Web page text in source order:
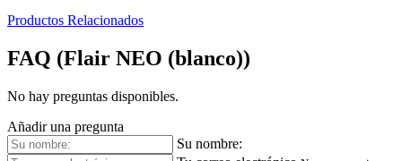
Productos Relacionados
FAQ (Flair NEO (blanco))
No hay preguntas disponibles.
Añadir una pregunta
Su nombre: